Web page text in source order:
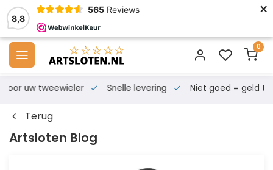
8,8
565 Reviews ×
0
voor uw tweewieler Snelle levering Niet goed = geld
Terug
Artsloten Blog